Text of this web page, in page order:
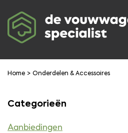
Verder winkelen
Home > Onderdelen & Accessoires
Categorieën
Aanbiedingen